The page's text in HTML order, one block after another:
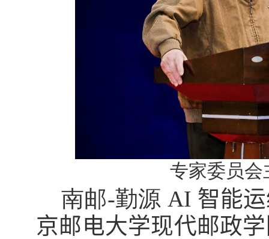
专家委员会
南邮-勤源 AI 智能
京邮电大学现代邮政